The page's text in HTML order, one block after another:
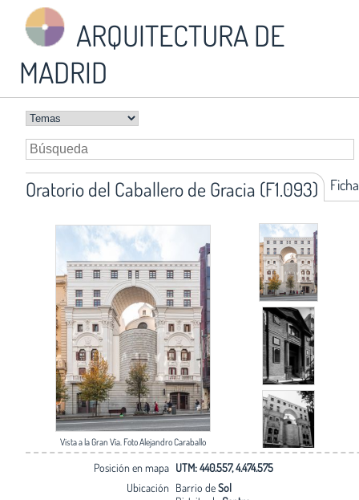
ARQUITECTURA DE
MADRID
Oratorio del Caballero de Gracia (F1.093)
Vista a la Gran Vía. Foto Alejandro Caraballo
Posición en mapa UTM: 440.557, 4.474.575
Ubicación Barrio deSol